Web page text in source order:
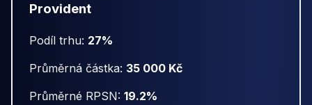
Provident
Podíl trhu: 27%
Průměrná částka: 35 000 Kč
Průměrné RPSN: 19.2%